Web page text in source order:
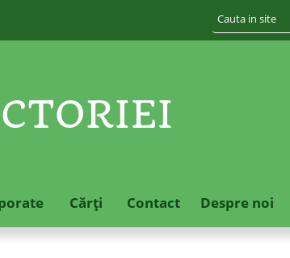
Cărţi Contact Despre noi